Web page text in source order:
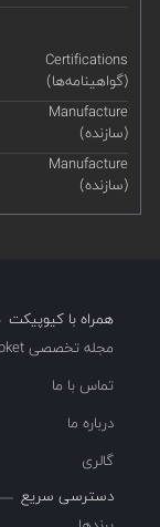
Certifications
(گواهینامه‌ها)
Manufacture
(سازنده)
Manufacture
(سازنده)
همراه با کیوپیکت
مجله تخصصی Qpket
تماس با ما
درباره ما
گالری
دسترسی سریع